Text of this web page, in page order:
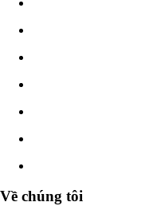
Về chúng tôi